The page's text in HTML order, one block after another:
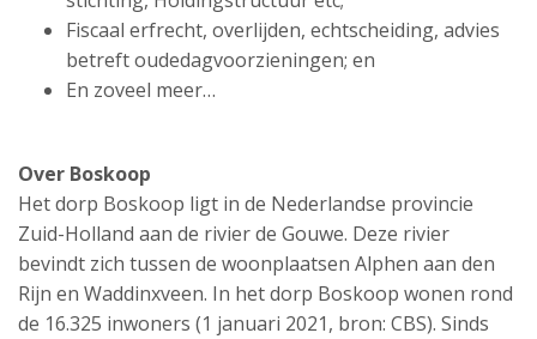
Fiscaal erfrecht, overlijden, echtscheiding, advies
betreft oudedagvoorzieningen; en
En zoveel meer…
Over Boskoop
Het dorp Boskoop ligt in de Nederlandse provincie
Zuid-Holland aan de rivier de Gouwe. Deze rivier
bevindt zich tussen de woonplaatsen Alphen aan den
Rijn en Waddinxveen. In het dorp Boskoop wonen rond
de 16.325 inwoners (1 januari 2021, bron: CBS). Sinds